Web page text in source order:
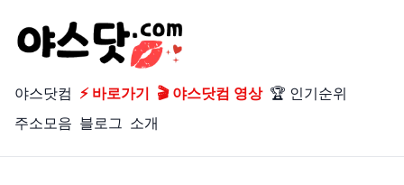
야스닷컴 ⚡ 바로가기 🎬 야스닷컴 영상 🏆 인기순위
주소모음 블로그 소개